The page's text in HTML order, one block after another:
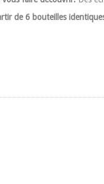
de 6 bouteilles